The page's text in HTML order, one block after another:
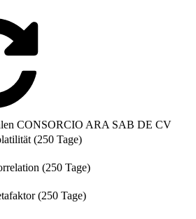
CONSORCIO ARA SAB DE CV
(250 Tage)
(250 Tage)
(250 Tage)